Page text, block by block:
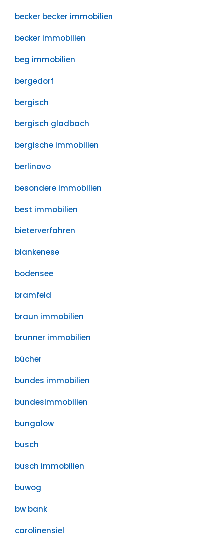
becker becker immobilien
becker immobilien
beg immobilien
bergedorf
bergisch
bergisch gladbach
bergische immobilien
berlinovo
besondere immobilien
best immobilien
bieterverfahren
blankenese
bodensee
bramfeld
braun immobilien
brunner immobilien
bücher
bundes immobilien
bundesimmobilien
bungalow
busch
busch immobilien
buwog
bw bank
carolinensiel